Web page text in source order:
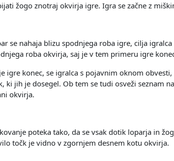
žogo znotraj okvirja igre. Igra se začne z
se nahaja blizu spodnjega roba igre, cilja
roba okvirja, saj je v tem primeru igre
igre konec, se igralca s pojavnim oknom
ki jih je dosegel. Ob tem se tudi osveži seznam
okvirja.
poteka tako, da se vsak dotik loparja in
točk je vidno v zgornjem desnem kotu okvirja.